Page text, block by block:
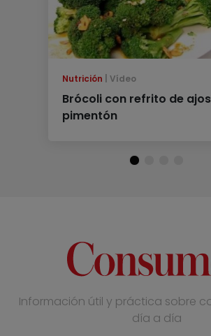
Nutrición Vídeo
Brócoli con refrito de
pimentón
Información útil y práctica sobre
día a día